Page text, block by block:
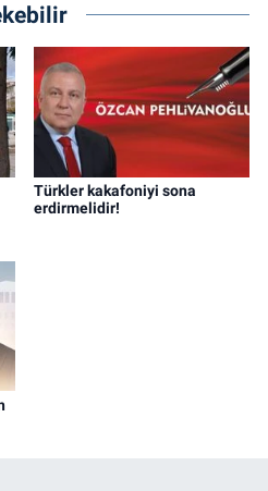
Türkler kakafoniyi sona
erdirmelidir!